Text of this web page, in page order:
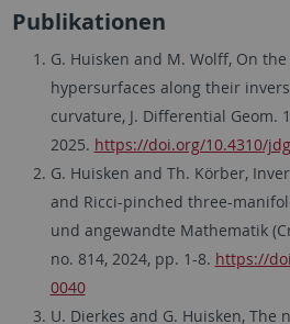
Publikationen
G. Huisken and M. Wolff, On
hypersurfaces along their
curvature, J. Differential Geom.
2025. https://doi.org/10.4310/
G. Huisken and Th. Körber,
and Ricci-pinched three-
und angewandte Mathematik
no. 814, 2024, pp. 1-8. https://
0040
U. Dierkes and G. Huisken,